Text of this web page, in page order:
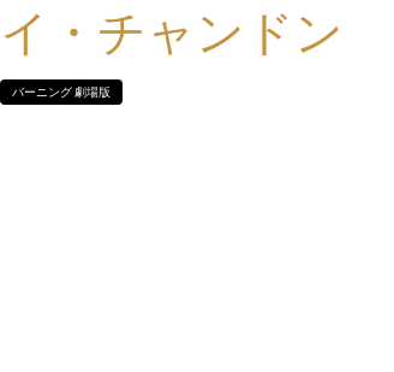
イ・チャンドン
バーニング 劇場版